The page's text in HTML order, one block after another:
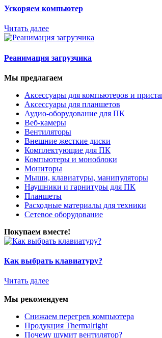
Ускоряем компьютер
Читать далее
Реанимация загрузчика
Мы предлагаем
Аксессуары для компьютеров и
Аксессуары для планшетов
Аудио-оборудование для ПК
Веб-камеры
Вентиляторы
Внешние жесткие диски
Комплектующие для ПК
Компьютеры и моноблоки
Мониторы
Мыши, клавиатуры, манипуляторы
Наушники и гарнитуры для ПК
Планшеты
Расходные материалы для техники
Сетевое оборудование
Покупаем вместе!
Как выбрать клавиатуру?
Читать далее
Мы рекомендуем
Снижаем перегрев компьютера
Продукция Thermalright
Почему шумит вентилятор?